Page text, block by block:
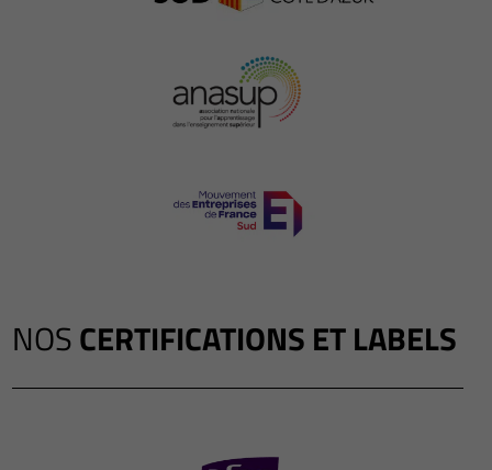
NOSCERTIFICATIONS ET LABELS